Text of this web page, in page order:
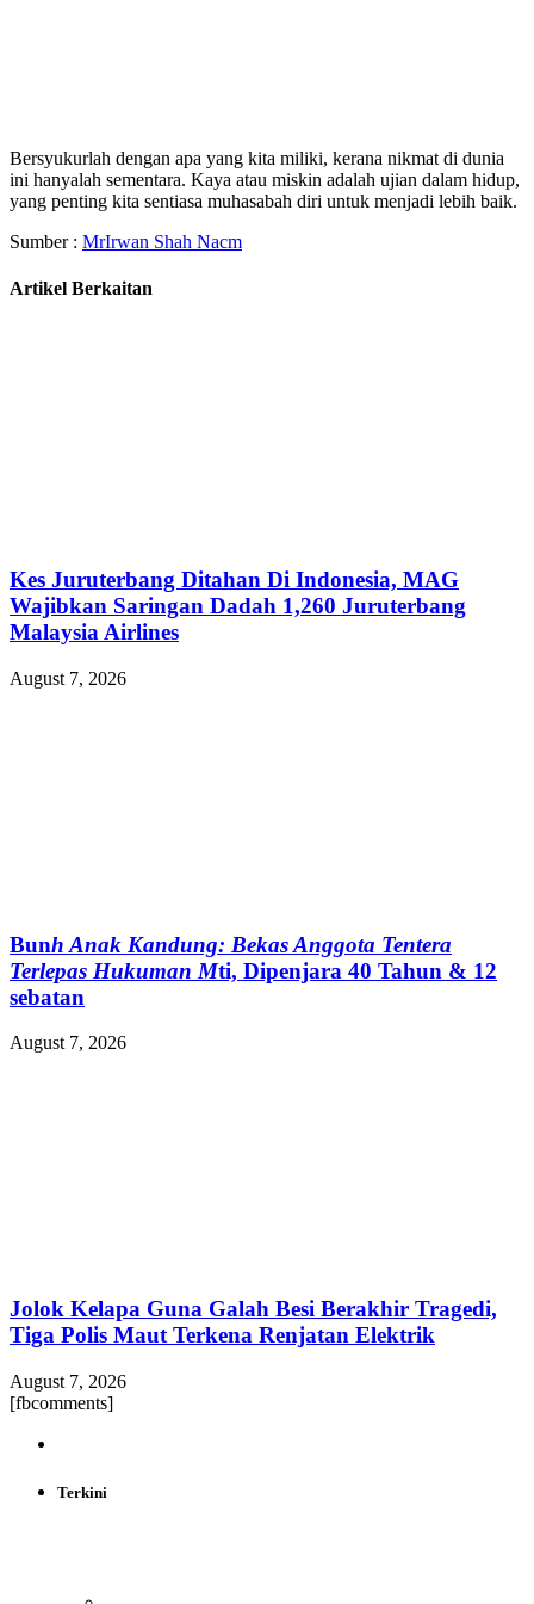
Bersyukurlah dengan apa yang kita miliki, kerana nikmat di dunia
ini hanyalah sementara. Kaya atau miskin adalah ujian dalam hidup,
yang penting kita sentiasa muhasabah diri untuk menjadi lebih baik.
Sumber : MrIrwan Shah Nacm
Artikel Berkaitan
Kes Juruterbang Ditahan Di Indonesia, MAG
Wajibkan Saringan Dadah 1,260 Juruterbang
Malaysia Airlines
August 7, 2026
Bunh Anak Kandung: Bekas Anggota Tentera
Terlepas Hukuman Mti, Dipenjara 40 Tahun & 12
sebatan
August 7, 2026
Jolok Kelapa Guna Galah Besi Berakhir Tragedi,
Tiga Polis Maut Terkena Renjatan Elektrik
August 7, 2026
[fbcomments]
Terkini